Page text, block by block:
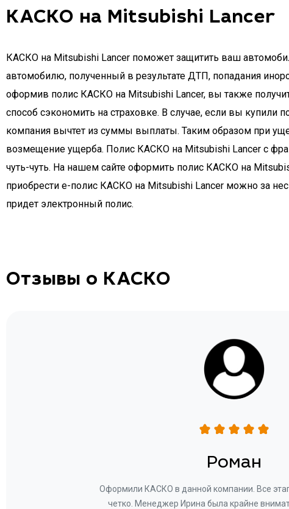
КАСКО на Mitsubishi Lancer
КАСКО на Mitsubishi Lancer поможет защитить ваш
автомобилю, полученный в результате ДТП, попадания
оформив полис КАСКО на Mitsubishi Lancer, вы также
способ сэкономить на страховке. В случае, если вы купили
компания вычтет из суммы выплаты. Таким образом при
возмещение ущерба. Полис КАСКО на Mitsubishi Lancer с
чуть-чуть. На нашем сайте оформить полис КАСКО на
приобрести e-полис КАСКО на Mitsubishi Lancer можно за
придет электронный полис.
Отзывы о КАСКО
Роман
Оформили КАСКО в данной компании. Все
четко. Менеджер Ирина была крайне